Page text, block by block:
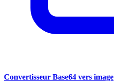
Convertisseur Base64 vers image